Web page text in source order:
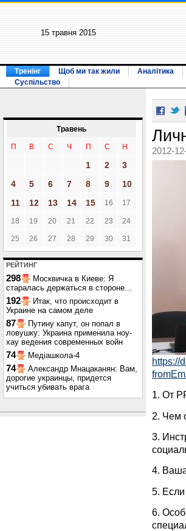
15 травня 2015
Тренінг Щоб ми так жили Аналітика
Суспільство
Травень
П В С Ч П С Н
1 2
3
4
5 6 7 8 9
10
11
12 13 14 15 16 17
18 19 20 21 22 23 24
25 26 27 28 29 30 31
РЕЙТИНГ
298
Москвичка в Киеве: Я
старалась держаться в стороне...
192
Итак, что происходит в
Украине на самом деле
87
Путину капут, он попал в
ловушку: Украина применила ноу-
хау ведения современных войн
74 Медіашкола-4
74
Александр Мнацаканян: Вам,
дорогие украинцы, придется
учиться убивать врага
2012-
https://
1. От
2. Чем
3.
4.
5.
6.